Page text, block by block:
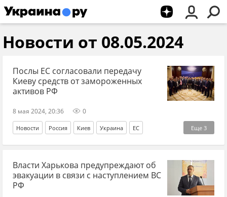
Новости от 08.05.2024
Послы ЕС согласовали передачу
Киеву средств от замороженных
активов РФ
8 мая 2024, 20:36 0
Еще 3
Новости Россия Киев Украина ЕС
замороженные активы антироссийские санкции
СВО
Власти Харькова предупреждают об
эвакуации в связи с наступлением ВС
РФ